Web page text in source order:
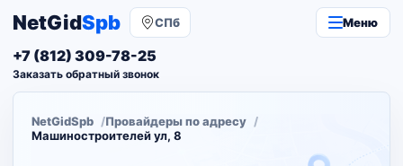
NetGidSpb СПб Меню
+7 (812) 309-78-25
Заказать обратный звонок
NetGidSpb
Провайдеры по адресу
Машиностроителей ул, 8